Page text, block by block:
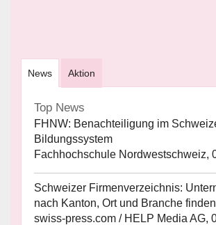
News Aktion
Top News
FHNW: Benachteiligung im
Bildungssystem
Fachhochschule Nordwestschweiz,
Schweizer Firmenverzeichnis:
nach Kanton, Ort und Branche finden
swiss-press.com / HELP Media AG,